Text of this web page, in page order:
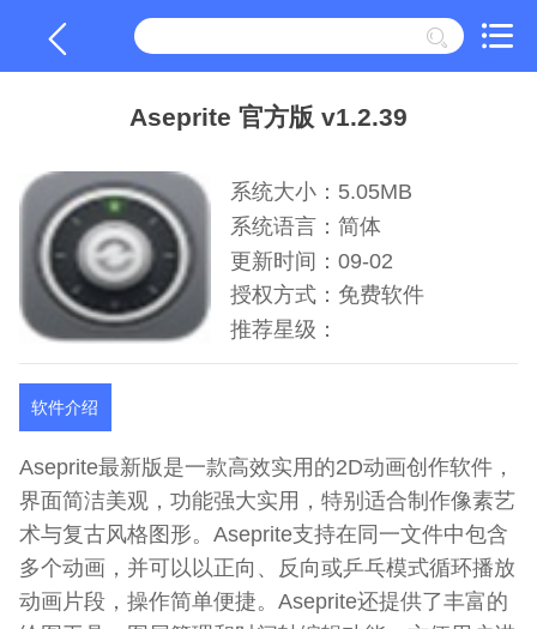
Aseprite 官方版 v1.2.39
系统大小：5.05MB
系统语言：简体
更新时间：09-02
授权方式：免费软件
推荐星级：
软件介绍
Aseprite最新版是一款高效实用的2D动画创作软件，
界面简洁美观，功能强大实用，特别适合制作像素艺
术与复古风格图形。Aseprite支持在同一文件中包含
多个动画，并可以以正向、反向或乒乓模式循环播放
动画片段，操作简单便捷。Aseprite还提供了丰富的